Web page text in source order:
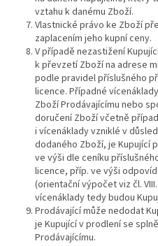
vztahu k danému Zboží.
Vlastnické právo ke Zboží
zaplacením jeho kupní ceny.
V případě nezastižení
k převzetí Zboží na adrese
podle pravidel příslušného
licence. Případné
Zboží Prodávajícímu nebo
doručení Zboží včetně
i vícenáklady vzniklé v
dodaného Zboží, je Kupující
ve výši dle ceníku
licence, příp. ve výši
(orientační výpočet viz čl.
vícenáklady tedy budou
Prodávající může nedodat
je Kupující v prodlení se
Prodávajícímu.